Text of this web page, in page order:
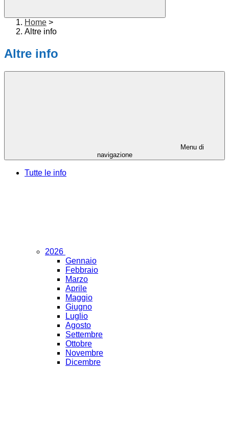
Home >
Altre info
Altre info
Menu di
navigazione
Tutte le info
2026
Gennaio
Febbraio
Marzo
Aprile
Maggio
Giugno
Luglio
Agosto
Settembre
Ottobre
Novembre
Dicembre